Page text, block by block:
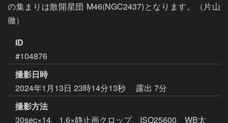
の集まりは散開星団 M46(NGC2437)となります。（片山
徹）
ID
#104876
撮影日時
2024年1月13日 23時14分13秒
露出 7分
撮影方法
30sec×14、1.6×静止画クロップ、ISO25600、WB太